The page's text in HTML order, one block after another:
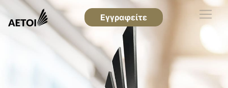
Εγγραφείτε